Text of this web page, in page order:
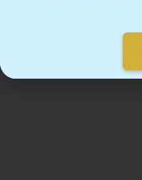
Mail This Product